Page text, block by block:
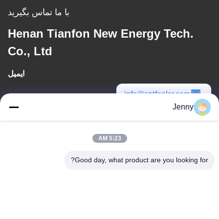
با ما تماس بگیرید
Henan Tianfon New Energy Tech.
Co., Ltd
ایمیل
info@cntfsolar.com
Jenny
5:23 AM
Good day, what product are you looking for?